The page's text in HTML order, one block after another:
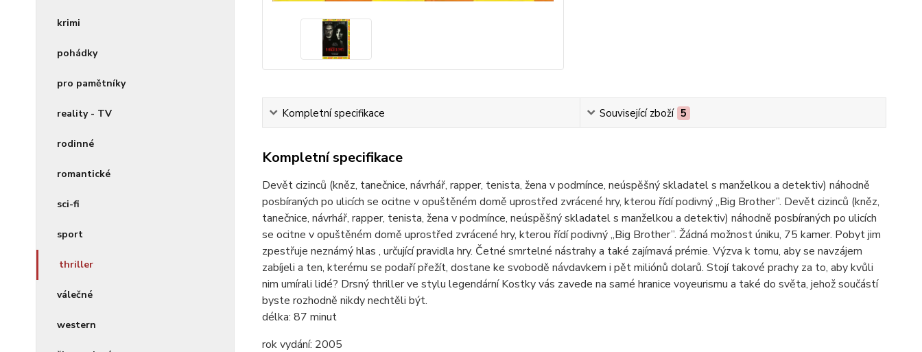
krimi
pohádky
pro pamětníky
reality - TV
rodinné
romantické
sci-fi
sport
thriller
válečné
western
Kompletní specifikace Související zboží 5
Kompletní specifikace
Devět cizinců (kněz, tanečnice, návrhář, rapper, tenista, žena v podmínce, neúspěšný skladatel s manželkou a detektiv) náhodně
posbíraných po ulicích se ocitne v opuštěném domě uprostřed zvrácené hry, kterou řídí podivný „Big Brother”. Devět cizinců (kněz,
tanečnice, návrhář, rapper, tenista, žena v podmínce, neúspěšný skladatel s manželkou a detektiv) náhodně posbíraných po ulicích
se ocitne v opuštěném domě uprostřed zvrácené hry, kterou řídí podivný „Big Brother”. Žádná možnost úniku, 75 kamer. Pobyt jim
zpestřuje neznámý hlas , určující pravidla hry. Četné smrtelné nástrahy a také zajímavá prémie. Výzva k tomu, aby se navzájem
zabíjeli a ten, kterému se podaří přežít, dostane ke svobodě návdavkem i pět miliónů dolarů. Stojí takové prachy za to, aby kvůli
nim umírali lidé? Drsný thriller ve stylu legendární Kostky vás zavede na samé hranice voyeurismu a také do světa, jehož součástí
byste rozhodně nikdy nechtěli být.
délka: 87 minut
rok vydání: 2005